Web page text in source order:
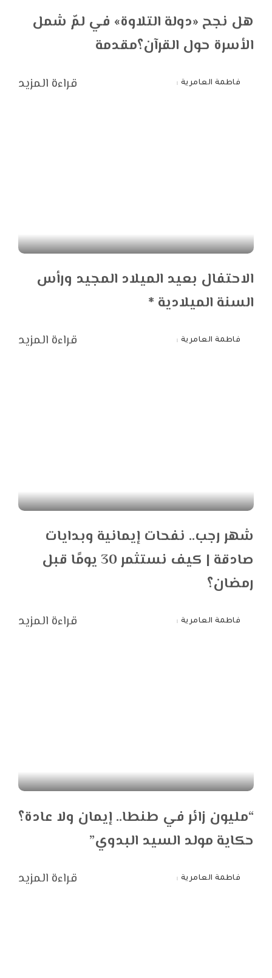
هل نجح «دولة التلاوة» في لمّ شمل
الأسرة حول القرآن؟مقدمة
Postedفاطمة العامرية قراءة المزيد
الاحتفال بعيد الميلاد المجيد ورأس
السنة الميلادية *
Postedفاطمة العامرية قراءة المزيد
شهر رجب.. نفحات إيمانية وبدايات
صادقة | كيف نستثمر 30 يومًا قبل
رمضان؟
Postedفاطمة العامرية قراءة المزيد
“مليون زائر في طنطا.. إيمان ولا عادة؟
حكاية مولد السيد البدوي”
Postedفاطمة العامرية قراءة المزيد